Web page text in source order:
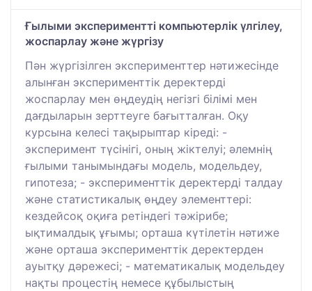
Ғылыми экспериментті компьютерлік үлгілеу,
жоспарлау және жүргізу
Пән жүргізілген эксперименттер нәтижесінде
алынған эксперименттік деректерді
жоспарлау мен өңдеудің негізгі білімі мен
дағдыларын зерттеуге бағытталған. Оқу
курсына келесі тақырыптар кіреді: -
эксперимент түсінігі, оның жіктелуі; әлемнің
ғылыми танымындағы модель, модельдеу,
гипотеза; - эксперименттік деректерді талдау
және статистикалық өңдеу элементтері:
кездейсоқ оқиға ретіндегі тәжірибе;
ықтималдық ұғымы; орташа күтілетін нәтиже
және орташа эксперименттік деректерден
ауытқу дәрежесі; - математикалық модельдеу
нақты процестің немесе құбылыстың